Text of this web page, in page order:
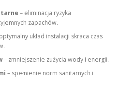
– eliminacja ryzyka
zapachów.
układ instalacji skraca czas
– zmniejszenie zużycia wody i energii.
– spełnienie norm sanitarnych i